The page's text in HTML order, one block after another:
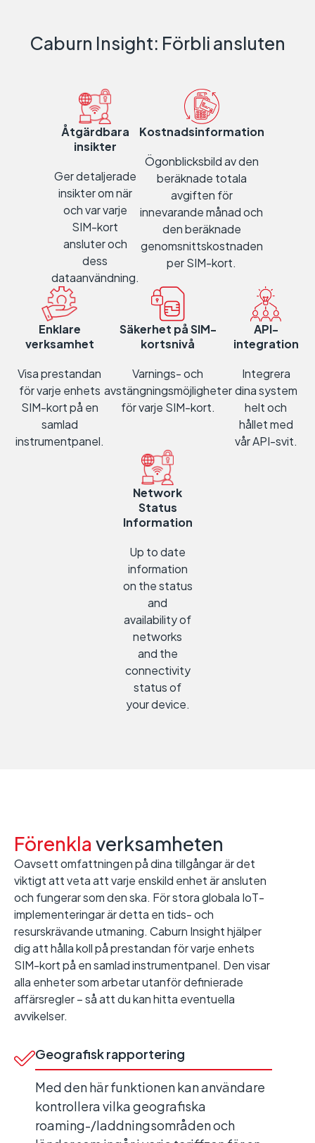
Caburn Insight: Förbli ansluten
Åtgärdbara
insikter
Ger detaljerade
insikter om när
och var varje
SIM-kort
ansluter och
dess
dataanvändning.
Kostnadsinformation
Ögonblicksbild av den
beräknade totala
avgiften för
innevarande månad och
den beräknade
genomsnittskostnaden
per SIM-kort.
Enklare
verksamhet
Visa prestandan
för varje enhets
SIM-kort på en
samlad
instrumentpanel.
Säkerhet på SIM-
kortsnivå
Varnings- och
avstängningsmöjligheter
för varje SIM-kort.
API-
integration
Integrera
dina system
helt och
hållet med
vår API-svit.
Network
Status
Information
Up to date
information
on the status
and
availability of
networks
and the
connectivity
status of
your device.
Förenkla verksamheten
Oavsett omfattningen på dina tillgångar är det
viktigt att veta att varje enskild enhet är ansluten
och fungerar som den ska. För stora globala IoT-
implementeringar är detta en tids- och
resurskrävande utmaning. Caburn Insight hjälper
dig att hålla koll på prestandan för varje enhets
SIM-kort på en samlad instrumentpanel. Den visar
alla enheter som arbetar utanför definierade
affärsregler – så att du kan hitta eventuella
avvikelser.
Geografisk rapportering
Med den här funktionen kan användare
kontrollera vilka geografiska
roaming-/laddningsområden och